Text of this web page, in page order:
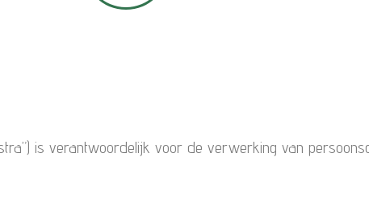
is verantwoordelijk voor de verwerking van